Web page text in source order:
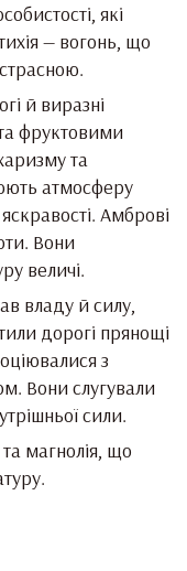
які
— вогонь, що
й виразні
фруктовими
та
атмосферу
Амброві
Вони
величі.
владу й силу,
дорогі прянощі
з
Вони слугували
сили.
магнолія, що